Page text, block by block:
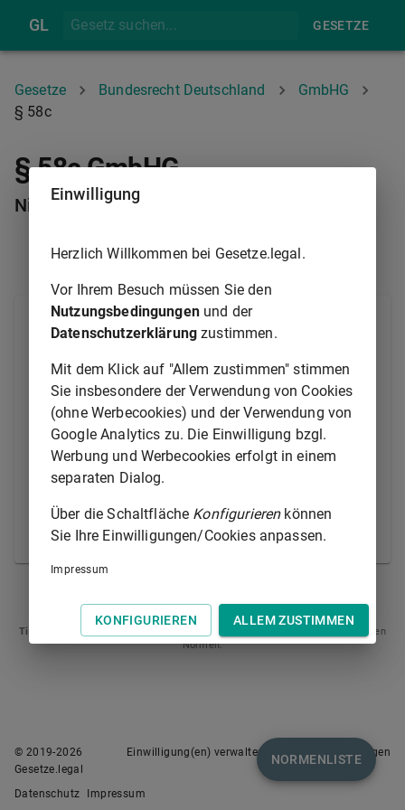
GL GESETZE
Gesetze Bundesrecht Deutschland
GmbHG
§ 58c
§ 58c GmbHG
Nichteintritt angenommener Verluste
Ergibt sich bei Aufstellung der Jahresbilanz für das
Geschäftsjahr, in dem der Beschluß über die
Kapitalherabsetzung gefaßt wurde, oder für eines der
beiden folgenden Geschäftsjahre, daß
Wertminderungen und sonstige Verluste in der bei der
Beschlußfassung angenommenen Höhe tatsächlich
nicht eingetreten oder ausgeglichen waren, so ist der
Unterschiedsbetrag in die Kapitalrücklage
Kapitalrücklage eingestellten Betrag gilt § 58b Abs.
sinngemäß.
Tipp
: Swipen Sie auf dem Bildschirm links oder rechts zur Navigation zwischen
Normen.
NORMENLISTE
© 2019-2026
Gesetze.legal
Einwilligung(en) verwalten Nutzungsbedingungen
Datenschutz Impressum
Einwilligung
Herzlich Willkommen bei Gesetze.legal.
Vor Ihrem Besuch müssen Sie den
Nutzungsbedingungenund der
Datenschutzerklärung zustimmen.
Mit dem Klick auf "Allem zustimmen" stimmen
Sie insbesondere der Verwendung von Cookies
(ohne Werbecookies) und der Verwendung von
Google Analytics zu. Die Einwilligung bzgl.
Werbung und Werbecookies erfolgt in einem
separaten Dialog.
Über die Schaltfläche Konfigurierenkönnen
Sie Ihre Einwilligungen/Cookies anpassen.
Impressum
KONFIGURIEREN ALLEM ZUSTIMMEN